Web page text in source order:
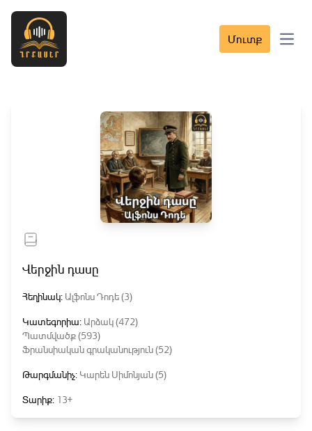
Մուտք Open
Վերջին դասը
Հեղինակ: Ալֆոնս Դոդե (3)
Կատեգորիա: Արձակ (472)
Պատմվածք (593)
Ֆրանսիական գրականություն (52)
Թարգմանիչ: Կարեն Սիմոնյան (5)
Տարիք: 13+